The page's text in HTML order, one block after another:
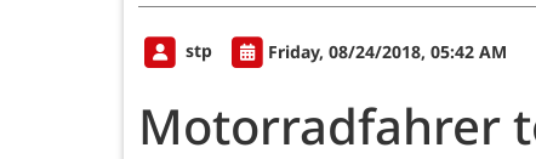
stp Friday, 08/24/2018, 05:42 AM
Motorradfahrer